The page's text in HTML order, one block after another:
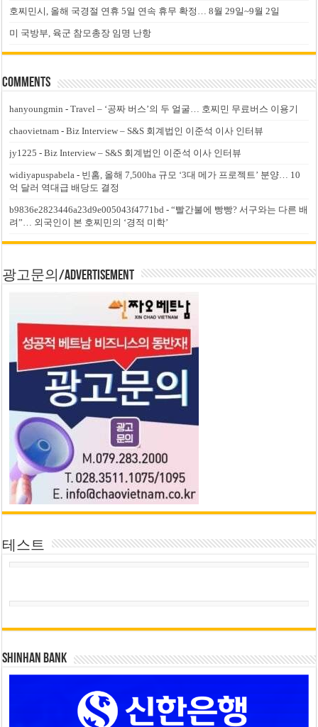
호찌민시, 올해 국경절 연휴 5일 연속 휴무 확정… 8월 29일~9월 2일
미 국방부, 육군 참모총장 임명 난항
Comments
hanyoungmin -Travel – ‘공짜 버스’의 두 얼굴… 호찌민 무료버스 이용기
chaovietnam -Biz Interview – S&S 회계법인 이준석 이사 인터뷰
jy1225 -Biz Interview – S&S 회계법인 이준석 이사 인터뷰
widiyapuspabela - 빈홈, 올해 7,500ha 규모 ‘3대 메가 프로젝트’ 분양… 10
억 달러 역대급 배당도 결정
b9836e2823446a23d9e005043f4771bd -“빨간불에 빵빵? 서구와는 다른 배
려”… 외국인이 본 호찌민의 ‘경적 미학’
광고문의/Advertisement
테스트
SHINHAN BANK